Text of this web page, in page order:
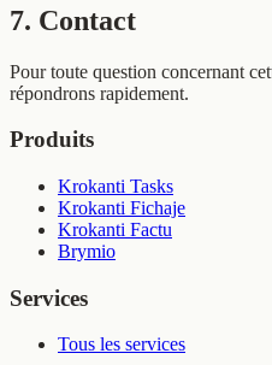
7. Contact
Pour toute question concernant
répondrons rapidement.
Produits
Krokanti Tasks
Krokanti Fichaje
Krokanti Factu
Brymio
Services
Tous les services